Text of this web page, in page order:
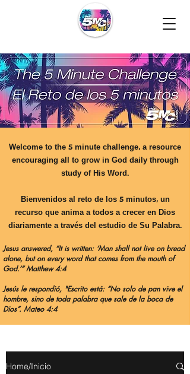
Welcome to the 5 minute challenge, a resource
encouraging all to grow in God daily through
study of His Word.
Bienvenidos al reto de los 5 minutos, un
recurso que anima a todos a crecer en Dios
diariamente a través del estudio de Su Palabra.
Jesus answered, “It is written: ‘Man shall not live on bread
alone, but on every word that comes from the mouth of
God.’” Matthew 4:4
Jesús le respondió, "Escrito está: “No solo de pan vive el
hombre, sino de toda palabra que sale de la boca de
Dios”. Mateo 4:4
Home/Inicio